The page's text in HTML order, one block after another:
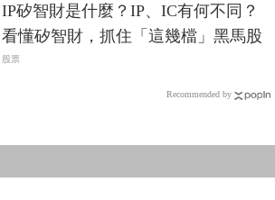
IP矽智財是什麼？IP、IC有何不同？
看懂矽智財，抓住「這幾檔」黑馬股
股票
Recommended by